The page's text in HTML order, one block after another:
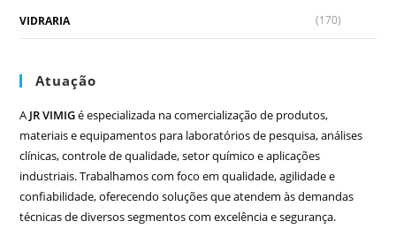
VIDRARIA (170)
Atuação
A JR VIMIGé especializada na comercialização de produtos,
materiais e equipamentos para laboratórios de pesquisa, análises
clínicas, controle de qualidade, setor químico e aplicações
industriais. Trabalhamos com foco em qualidade, agilidade e
confiabilidade, oferecendo soluções que atendem às demandas
técnicas de diversos segmentos com excelência e segurança.